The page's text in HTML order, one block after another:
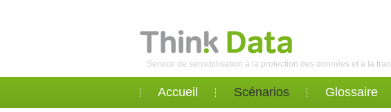
Service de sensibilisation à la protection des données et à la
Accueil Scénarios Glossaire